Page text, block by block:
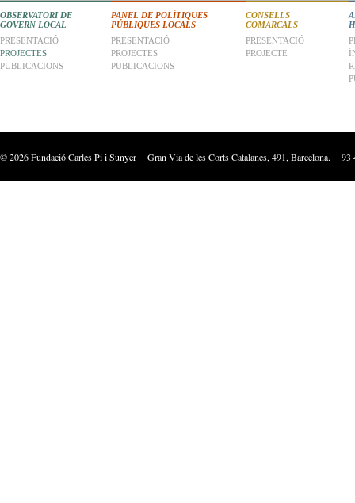
CONSELLS
COMARCALS
PRESENTACIÓ
PROJECTE
PANEL DE POLÍTIQUES
PÚBLIQUES LOCALS
PRESENTACIÓ
PROJECTES
PUBLICACIONS
OBSERVATORI DE
GOVERN LOCAL
PRESENTACIÓ
PROJECTES
PUBLICACIONS
©2026Fundació Carles Pi i Sunyer Gran Via de les Corts Catalanes, 491, Barcelona.